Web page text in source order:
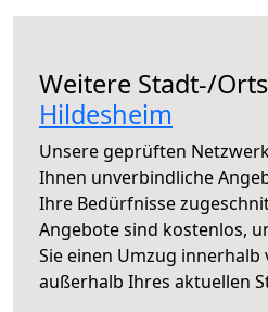
Weitere Stadt-/
Hildesheim
Unsere geprüften
Ihnen unverbindliche
Ihre Bedürfnisse
Angebote sind kostenlos,
Sie einen Umzug
außerhalb Ihres aktuellen